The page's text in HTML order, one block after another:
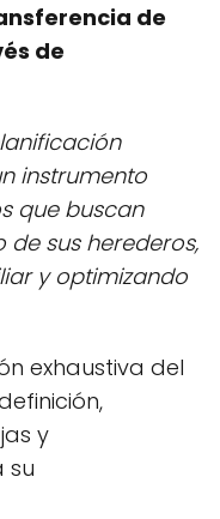
de
de
instrumento
que buscan
sus herederos,
y optimizando
exhaustiva del
y
su